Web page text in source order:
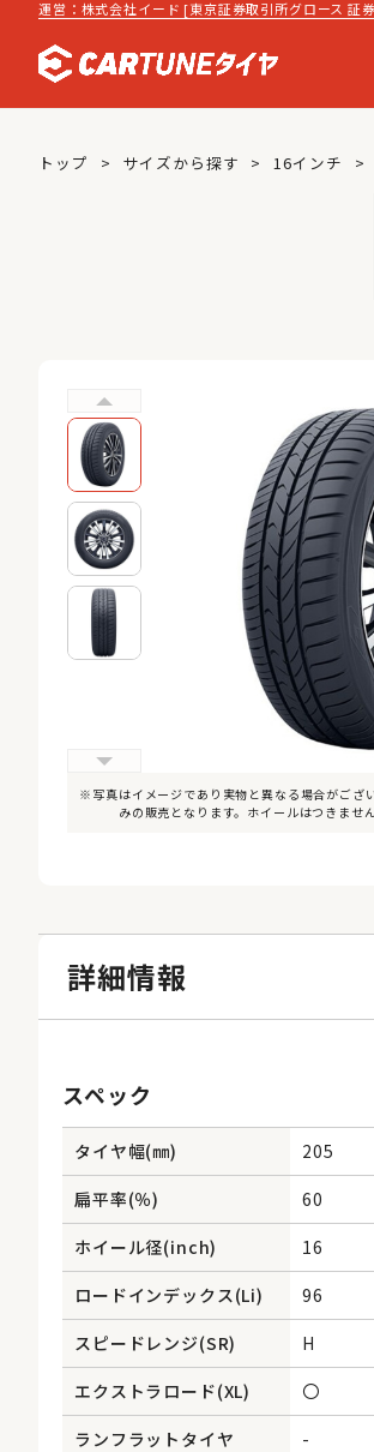
運営：株式会社イード [東京証券取引所グロース 証
トップ サイズから探す 16インチ
※写真はイメージであり実物と異なる場合がござ
みの販売となります。ホイールはつきませ
詳細情報
スペック
タイヤ幅(㎜)
205
扁平率(％)
60
ホイール径(inch)
16
ロードインデックス(Li)
96
スピードレンジ(SR)
H
エクストラロード(XL)
〇
ランフラットタイヤ
-